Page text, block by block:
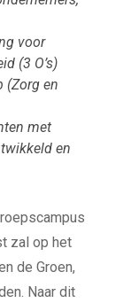
voor
(3 O’s)
(Zorg en
met
en
zal op het
de Groen,
Naar dit